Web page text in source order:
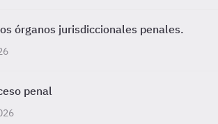
órganos jurisdiccionales penales.
penal